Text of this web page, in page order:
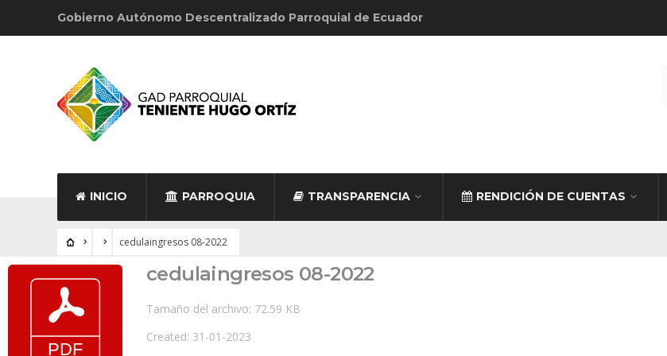
Gobierno Autónomo Descentralizado Parroquial de Ecuador
INICIO PARROQUIA TRANSPARENCIA RENDICIÓN DE CUENTAS
cedulaingresos 08-2022
cedulaingresos 08-2022
Tamaño del archivo: 72.59 KB
Created: 31-01-2023